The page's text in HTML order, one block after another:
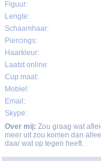
Figuur:
Lengte:
Schaamhaar:
Piercings:
Haarkleur:
Laatst online:
Cup maat:
Mobiel:
Email:
Skype:
Over mij: Zou graag wat
meer uit zou komen dan
daar wat op tegen heeft.